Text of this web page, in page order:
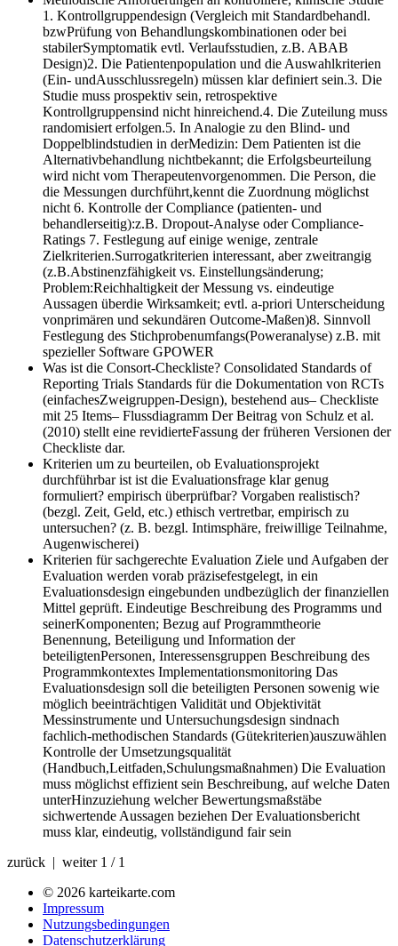
1. Kontrollgruppendesign (Vergleich mit Standardbehandl.
bzwPrüfung von Behandlungskombinationen oder bei
stabilerSymptomatik evtl. Verlaufsstudien, z.B. ABAB
Design)2. Die Patientenpopulation und die Auswahlkriterien
(Ein- undAusschlussregeln) müssen klar definiert sein.3. Die
Studie muss prospektiv sein, retrospektive
Kontrollgruppensind nicht hinreichend.4. Die Zuteilung muss
randomisiert erfolgen.5. In Analogie zu den Blind- und
Doppelblindstudien in derMedizin: Dem Patienten ist die
Alternativbehandlung nichtbekannt; die Erfolgsbeurteilung
wird nicht vom Therapeutenvorgenommen. Die Person, die
die Messungen durchführt,kennt die Zuordnung möglichst
nicht 6. Kontrolle der Compliance (patienten- und
behandlerseitig):z.B. Dropout-Analyse oder Compliance-
Ratings 7. Festlegung auf einige wenige, zentrale
Zielkriterien.Surrogatkriterien interessant, aber zweitrangig
(z.B.Abstinenzfähigkeit vs. Einstellungsänderung;
Problem:Reichhaltigkeit der Messung vs. eindeutige
Aussagen überdie Wirksamkeit; evtl. a-priori Unterscheidung
vonprimären und sekundären Outcome-Maßen)8. Sinnvoll
Festlegung des Stichprobenumfangs(Poweranalyse) z.B. mit
spezieller Software GPOWER
Was ist die Consort-Checkliste? Consolidated Standards of
Reporting Trials Standards für die Dokumentation von RCTs
(einfachesZweigruppen-Design), bestehend aus– Checkliste
mit 25 Items– Flussdiagramm Der Beitrag von Schulz et al.
(2010) stellt eine revidierteFassung der früheren Versionen der
Checkliste dar.
Kriterien um zu beurteilen, ob Evaluationsprojekt
durchführbar ist ist die Evaluationsfrage klar genug
formuliert? empirisch überprüfbar? Vorgaben realistisch?
(bezgl. Zeit, Geld, etc.) ethisch vertretbar, empirisch zu
untersuchen? (z. B. bezgl. Intimsphäre, freiwillige Teilnahme,
Augenwischerei)
Kriterien für sachgerechte Evaluation Ziele und Aufgaben der
Evaluation werden vorab präzisefestgelegt, in ein
Evaluationsdesign eingebunden undbezüglich der finanziellen
Mittel geprüft. Eindeutige Beschreibung des Programms und
seinerKomponenten; Bezug auf Programmtheorie
Benennung, Beteiligung und Information der
beteiligtenPersonen, Interessensgruppen Beschreibung des
Programmkontextes Implementationsmonitoring Das
Evaluationsdesign soll die beteiligten Personen sowenig wie
möglich beeinträchtigen Validität und Objektivität
Messinstrumente und Untersuchungsdesign sindnach
fachlich-methodischen Standards (Gütekriterien)auszuwählen
Kontrolle der Umsetzungsqualität
(Handbuch,Leitfaden,Schulungsmaßnahmen) Die Evaluation
muss möglichst effizient sein Beschreibung, auf welche Daten
unterHinzuziehung welcher Bewertungsmaßstäbe
sichwertende Aussagen beziehen Der Evaluationsbericht
muss klar, eindeutig, vollständigund fair sein
zurück | weiter 1 / 1
© 2026 karteikarte.com
Impressum
Nutzungsbedingungen
Datenschutzerklärung